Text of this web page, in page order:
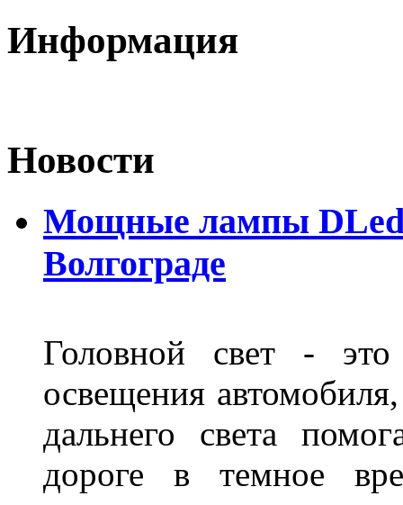
Информация
Новости
Мощные лампы DLed
Волгограде
Головной свет -
освещения
дальнего света
дороге в темное